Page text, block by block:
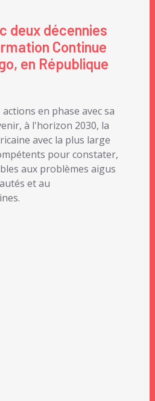
deux décennies
Continue
en République
en phase avec sa
à l'horizon 2030, la
avec la plus large
pour constater,
aux problèmes aigus
et au